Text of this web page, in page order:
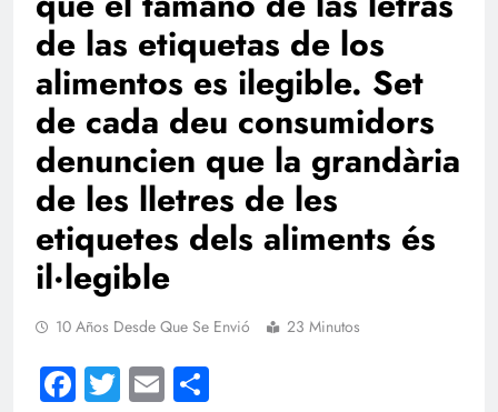
de las etiquetas de los
alimentos es ilegible. Set
de cada deu consumidors
denuncien que la grandària
de les lletres de les
etiquetes dels aliments és
il·legible
10 Años Desde Que Se Envió 23 Minutos
Facebook
Twitter
Email